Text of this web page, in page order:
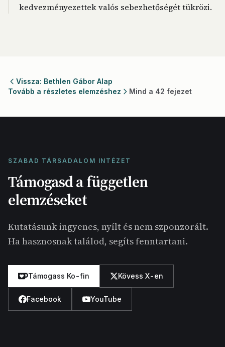
kedvezményezettek valós sebezhetőségét tükrözi.
Vissza: Bethlen Gábor Alap
Tovább a részletes elemzéshez
Mind a 42 fejezet
SZABAD TÁRSADALOM INTÉZET
Támogasd a független
elemzéseket
Kutatásunk ingyenes, nyílt és nem szponzorált.
Ha hasznosnak találod, segíts fenntartani.
Támogass Ko-fin Kövess X-en
Facebook YouTube